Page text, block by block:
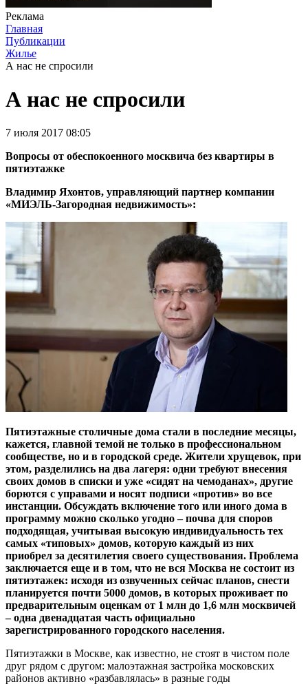
Реклама
Главная
Публикации
Жилье
А нас не спросили
А нас не спросили
7 июля 2017 08:05
Вопросы от обеспокоенного москвича без квартиры в
пятиэтажке
Владимир Яхонтов, управляющий партнер компании
«МИЭЛЬ-Загородная недвижимость»:
Пятиэтажные столичные дома стали в последние месяцы,
кажется, главной темой не только в профессиональном
сообществе, но и в городской среде. Жители хрущевок, при
этом, разделились на два лагеря: одни требуют внесения
своих домов в списки и уже «сидят на чемоданах», другие
борются с управами и носят подписи «против» во все
инстанции. Обсуждать включение того или иного дома в
программу можно сколько угодно – почва для споров
подходящая, учитывая высокую индивидуальность тех
самых «типовых» домов, которую каждый из них
приобрел за десятилетия своего существования. Проблема
заключается еще и в том, что не вся Москва не состоит из
пятиэтажек: исходя из озвученных сейчас планов, снести
планируется почти 5000 домов, в которых проживает по
предварительным оценкам от 1 млн до 1,6 млн москвичей
– одна двенадцатая часть официально
зарегистрированного городского населения.
Пятиэтажки в Москве, как известно, не стоят в чистом поле
друг рядом с другом: малоэтажная застройка московских
районов активно «разбавлялась» в разные годы